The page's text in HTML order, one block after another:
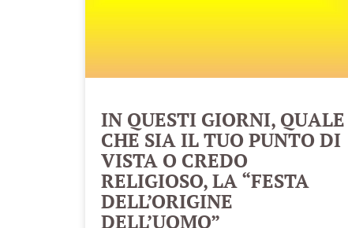
IN QUESTI GIORNI, QUALE
CHE SIA IL TUO PUNTO DI
VISTA O CREDO
RELIGIOSO, LA “FESTA
DELL’ORIGINE
DELL’UOMO”